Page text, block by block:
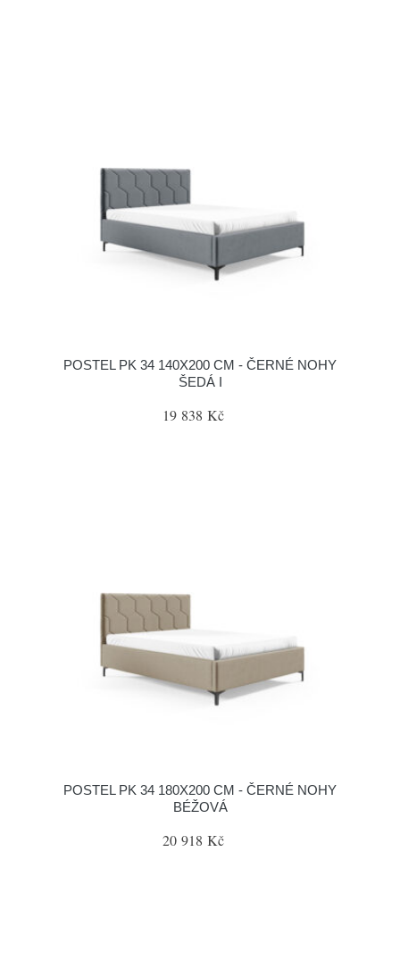
POSTEL PK 34 140X200 CM - ČERNÉ NOHY
ŠEDÁ I
19 838 Kč
POSTEL PK 34 180X200 CM - ČERNÉ NOHY
BÉŽOVÁ
20 918 Kč